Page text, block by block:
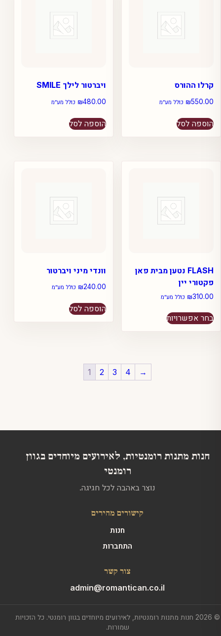
את
האפשרויות
בעמוד
ויברטור לילך SMILE
₪480.00 כולל מע״מ
הוספה לסל
קרלו ההורס
₪550.00 כולל מע״מ
הוספה לסל
וונדי מיני ויברטור
₪240.00 כולל מע״מ
הוספה לסל
FLASH נטען מבית פאן
פקטורי יין
₪310.00 כולל מע״מ
בחר אפשרויותזה
לבחור
המוצר
1 2 3 4 →
חנות מתנות רומנטיות, לאירועים מיוחדים בגוון
רומנטי
נוצר באהבה לכל חגיגה.
קישורים מהירים
חנות
התחברות
צור קשר
admin@romantican.co.il
© 2026 חנות מתנות רומנטיות, לאירועים מיוחדים בגוון רומנטי. כל הזכויות
שמורות.